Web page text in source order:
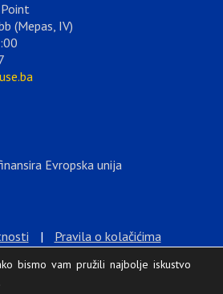
(Mepas, IV)
Evropska unija
| Pravila o kolačićima
bismo vam pružili najbolje iskustvo